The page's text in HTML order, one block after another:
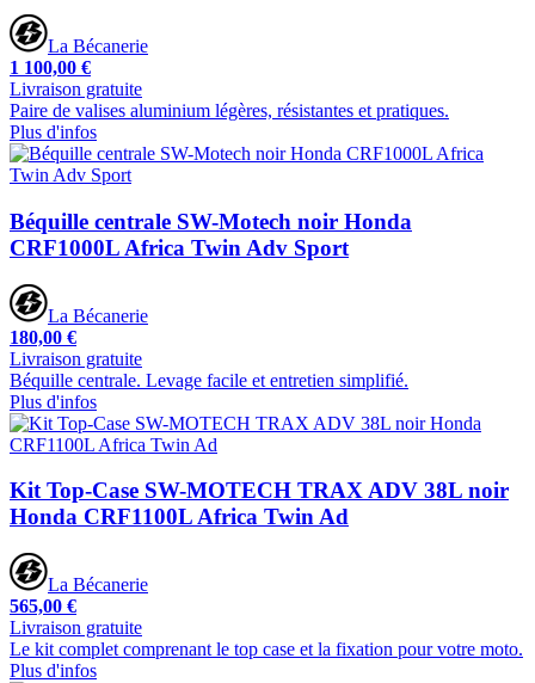
La Bécanerie
1 100,00 €
Livraison gratuite
Paire de valises aluminium légères, résistantes et pratiques.
Plus d'infos
Béquille centrale SW-Motech noir Honda
CRF1000L Africa Twin Adv Sport
La Bécanerie
180,00 €
Livraison gratuite
Béquille centrale. Levage facile et entretien simplifié.
Plus d'infos
Kit Top-Case SW-MOTECH TRAX ADV 38L noir
Honda CRF1100L Africa Twin Ad
La Bécanerie
565,00 €
Livraison gratuite
Le kit complet comprenant le top case et la fixation pour votre moto.
Plus d'infos